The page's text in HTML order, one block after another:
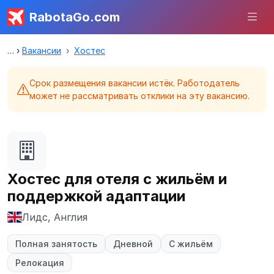
RabotaGo.com
Вакансии Хостес
Срок размещения вакансии истёк. Работодатель
может не рассматривать отклики на эту вакансию.
Хостес для отеля с жильём и
поддержкой адаптации
Лидс, Англия
Полная занятость Дневной
С жильём
Релокация